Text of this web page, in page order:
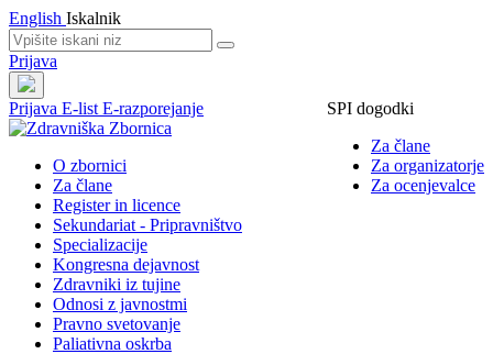
English Iskalnik
Prijava
Prijava
SPI dogodki
Za člane
Za organizatorje
Za ocenjevalce
E-list E-razporejanje
O zbornici
Za člane
Register in licence
Sekundariat - Pripravništvo
Specializacije
Kongresna dejavnost
Zdravniki iz tujine
Odnosi z javnostmi
Pravno svetovanje
Paliativna oskrba